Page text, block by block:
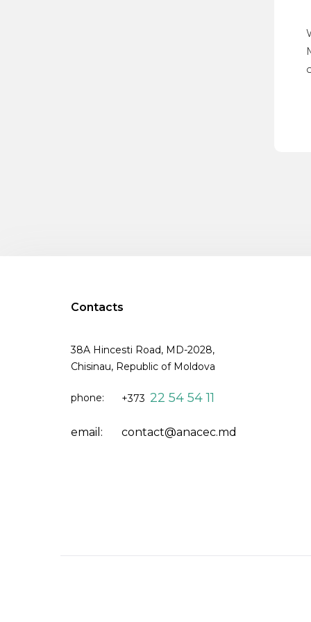
Contacts
38A Hincesti Road, MD-2028,
Chisinau, Republic of Moldova
phone: +373 22 54 54 11
email: contact@anacec.md